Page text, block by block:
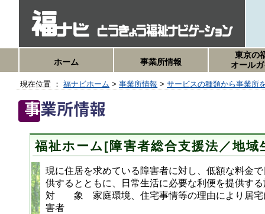
ホーム 事業所情報
東京の
オール
現在位置 ：福ナビホーム >事業所情報 >サービスの種類から事業所
福祉ホーム[障害者総合支援法／地域
現に住居を求めている障害者に対し、低額な料金
供するとともに、日常生活に必要な利便を提供す
対 象 家庭環境、住宅事情等の理由により居宅
害者